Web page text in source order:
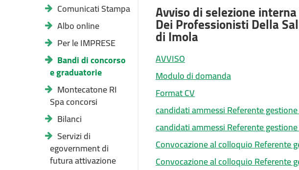
Comunicati Stampa
Albo online
Per le IMPRESE
Bandi di concorso
e graduatorie
Montecatone RI
Spa concorsi
Bilanci
Servizi di
egovernment di
futura attivazione
Avviso di selezione
Dei Professionisti Della
di Imola
AVVISO
Modulo di domanda
Format CV
candidati ammessi Referente
candidati ammessi Referente
Convocazione al colloquio Referente
Convocazione al colloquio Referente